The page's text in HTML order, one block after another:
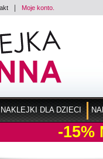
Moje konto.
NAKLEJKI DLA DZIECI
-15%